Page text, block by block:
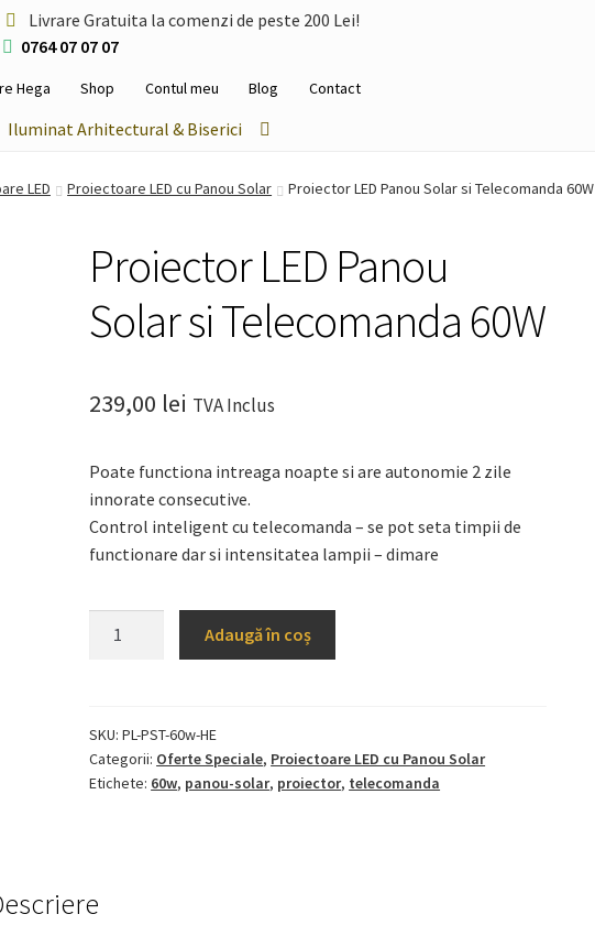
Livrare Gratuita la comenzi de peste 200 Lei!
0764 07 07 07
Hega Shop Contul meu Blog Contact
Iluminat Arhitectural & Biserici
LED Proiectoare LED cu Panou Solar Proiector LED Panou Solar si Telecomanda 60W
Proiector LED Panou
Solar si Telecomanda 60W
239,00 lei TVA Inclus
Poate functiona intreaga noapte si are autonomie 2 zile
innorate consecutive.
Control inteligent cu telecomanda – se pot seta timpii de
functionare dar si intensitatea lampii – dimare
Solar
si
Telecomanda
Adaugă în coș
SKU:PL-PST-60w-HE
Categorii: Oferte Speciale, Proiectoare LED cu Panou Solar
Etichete: 60w, panou-solar, proiector, telecomanda